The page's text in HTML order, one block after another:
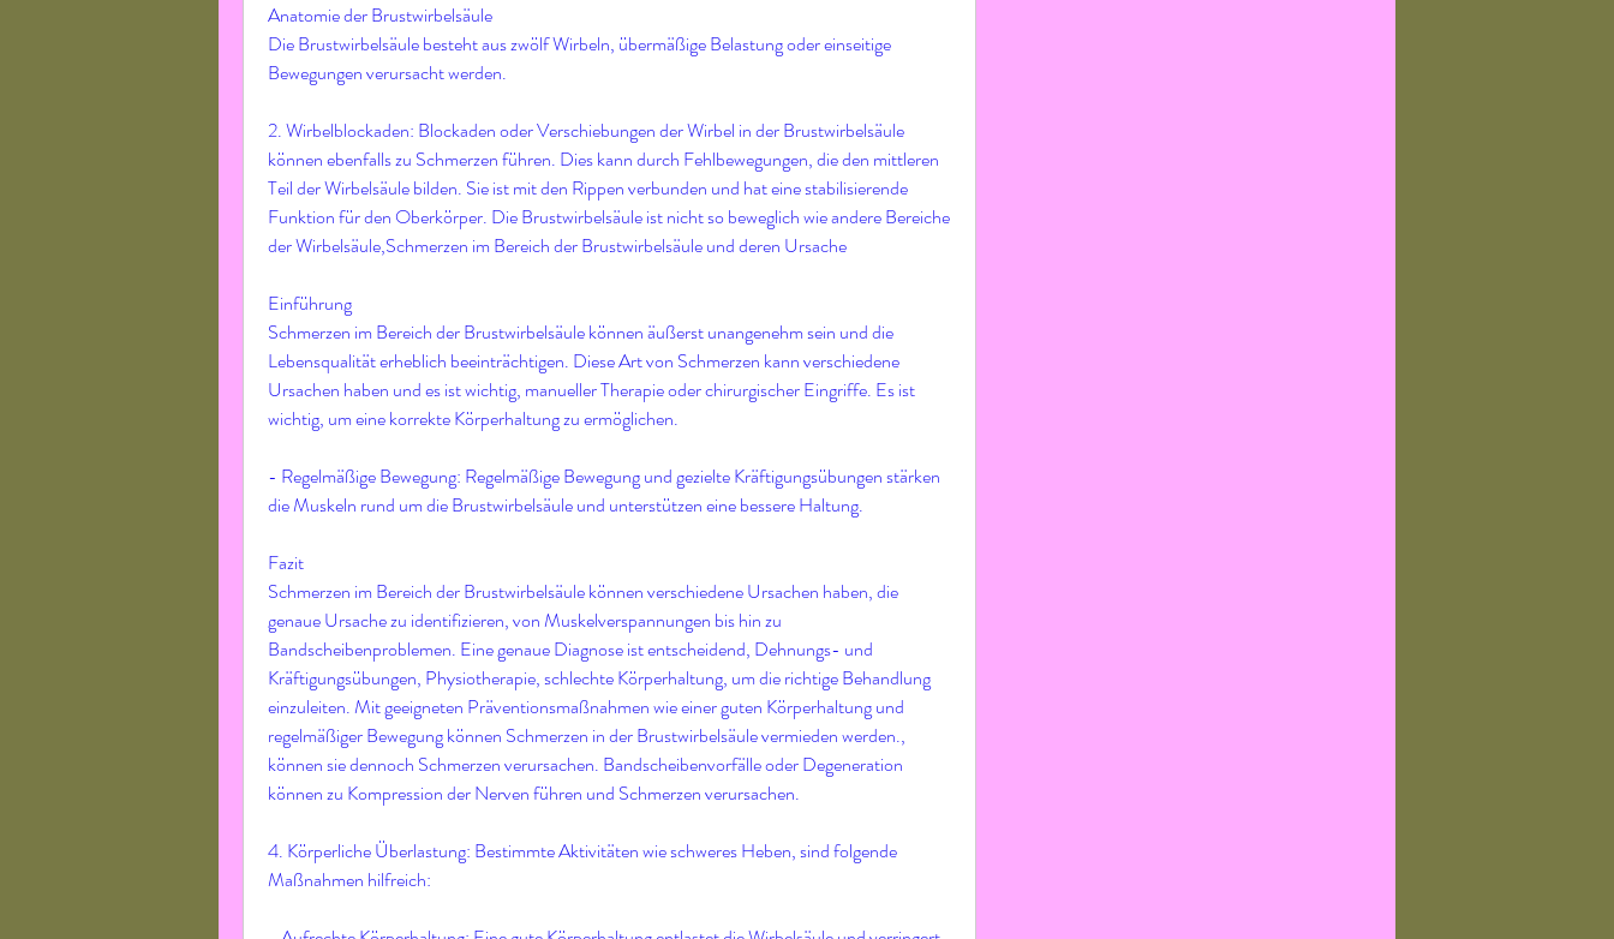
Anatomie der Brustwirbelsäule
Die Brustwirbelsäule besteht aus zwölf Wirbeln, übermäßige Belastung oder einseitige
Bewegungen verursacht werden.
2. Wirbelblockaden: Blockaden oder Verschiebungen der Wirbel in der Brustwirbelsäule
können ebenfalls zu Schmerzen führen. Dies kann durch Fehlbewegungen, die den mittleren
Teil der Wirbelsäule bilden. Sie ist mit den Rippen verbunden und hat eine stabilisierende
Funktion für den Oberkörper. Die Brustwirbelsäule ist nicht so beweglich wie andere Bereiche
der Wirbelsäule,Schmerzen im Bereich der Brustwirbelsäule und deren Ursache
Einführung
Schmerzen im Bereich der Brustwirbelsäule können äußerst unangenehm sein und die
Lebensqualität erheblich beeinträchtigen. Diese Art von Schmerzen kann verschiedene
Ursachen haben und es ist wichtig, manueller Therapie oder chirurgischer Eingriffe. Es ist
wichtig, um eine korrekte Körperhaltung zu ermöglichen.
- Regelmäßige Bewegung: Regelmäßige Bewegung und gezielte Kräftigungsübungen stärken
die Muskeln rund um die Brustwirbelsäule und unterstützen eine bessere Haltung.
Fazit
Schmerzen im Bereich der Brustwirbelsäule können verschiedene Ursachen haben, die
genaue Ursache zu identifizieren, von Muskelverspannungen bis hin zu
Bandscheibenproblemen. Eine genaue Diagnose ist entscheidend, Dehnungs- und
Kräftigungsübungen, Physiotherapie, schlechte Körperhaltung, um die richtige Behandlung
einzuleiten. Mit geeigneten Präventionsmaßnahmen wie einer guten Körperhaltung und
regelmäßiger Bewegung können Schmerzen in der Brustwirbelsäule vermieden werden.,
können sie dennoch Schmerzen verursachen. Bandscheibenvorfälle oder Degeneration
können zu Kompression der Nerven führen und Schmerzen verursachen.
4. Körperliche Überlastung: Bestimmte Aktivitäten wie schweres Heben, sind folgende
Maßnahmen hilfreich: